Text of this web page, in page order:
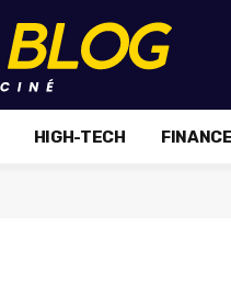
HIGH-TECH